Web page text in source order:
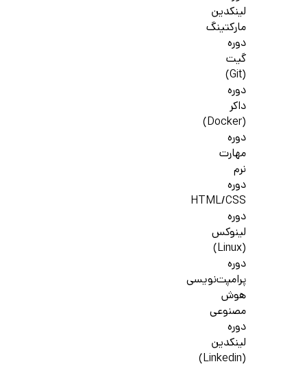
لینکدین
مارکتینگ
دوره
گیت
(Git)
دوره
داکر
(Docker)
دوره
مهارت
نرم
دوره
HTML/CSS
دوره
لینوکس
(Linux)
دوره
پرامپت‌نویسی
هوش
مصنوعی
دوره
لینکدین
(Linkedin)